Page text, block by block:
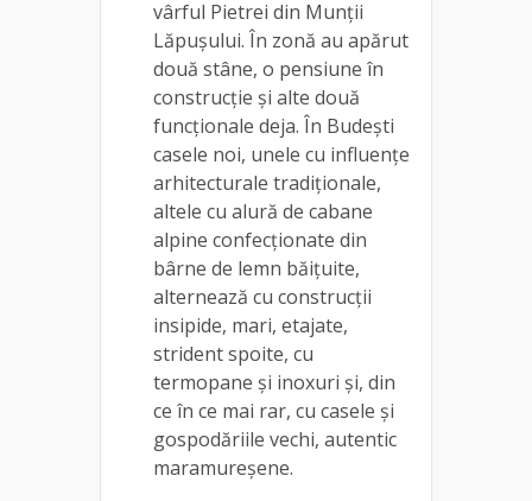
vârful Pietrei din Munții
Lăpușului. În zonă au apărut
două stâne, o pensiune în
construcție și alte două
funcționale deja. În Budești
casele noi, unele cu influențe
arhitecturale tradiționale,
altele cu alură de cabane
alpine confecționate din
bârne de lemn băițuite,
alternează cu construcții
insipide, mari, etajate,
strident spoite, cu
termopane și inoxuri și, din
ce în ce mai rar, cu casele și
gospodăriile vechi, autentic
maramureșene.